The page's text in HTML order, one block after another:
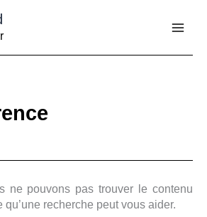
ne pouvons pas trouver le contenu
qu’une recherche peut vous aider.